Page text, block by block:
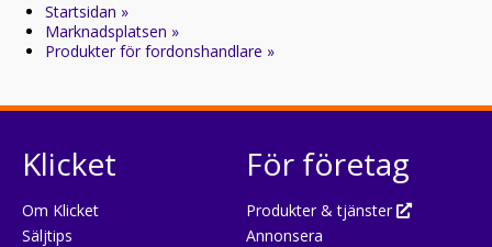
Startsidan »
Marknadsplatsen »
Produkter för fordonshandlare »
Klicket
Om Klicket
Säljtips
För företag
Produkter & tjänster
Annonsera